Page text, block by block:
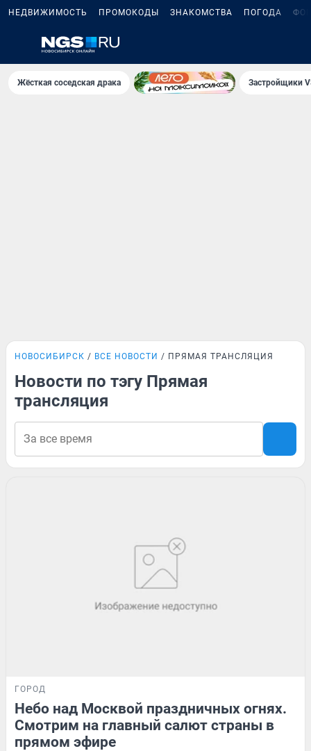
НЕДВИЖИМОСТЬ ПРОМОКОДЫ ЗНАКОМСТВА ПОГОДА
Жёсткая соседская драка Застройщики
НОВОСИБИРСК ВСЕ НОВОСТИ ПРЯМАЯ ТРАНСЛЯЦИЯ
Новости по тэгу Прямая
трансляция
ГОРОД
Небо над Москвой праздничных огнях.
Смотрим на главный салют страны в
прямом эфире